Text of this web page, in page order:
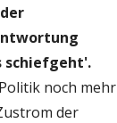
schiefgeht'.
noch mehr
der